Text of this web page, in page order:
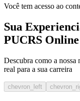
Você tem acesso ao
Sua
PUCRS Online
Descubra como a
real para a sua carreira​
chevron_left